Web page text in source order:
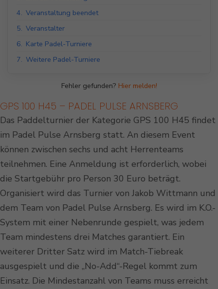
4. Veranstaltung beendet
5. Veranstalter
6. Karte Padel-Turniere
7. Weitere Padel-Turniere
Fehler gefunden? Hier melden!
GPS 100 H45 – PADEL PULSE ARNSBERG
Das Paddelturnier der Kategorie GPS 100 H45 findet
im Padel Pulse Arnsberg statt. An diesem Event
können zwischen sechs und acht Herrenteams
teilnehmen. Eine Anmeldung ist erforderlich, wobei
die Startgebühr pro Person 30 Euro beträgt.
Organisiert wird das Turnier von Jakob Wittmann und
dem Team von Padel Pulse Arnsberg. Es wird im K.O.-
System mit einer Nebenrunde gespielt, was jedem
Team mindestens drei Matches garantiert. Ein
weiterer Dritter Satz wird im Match-Tiebreak
ausgespielt und die „No-Add“-Regel kommt zum
Einsatz. Die Mindestanzahl von Teams muss erreicht